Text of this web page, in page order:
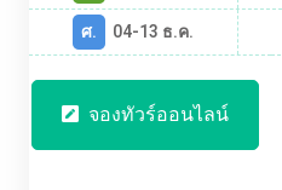
ศ.
04-13 ธ.ค.
จองทัวร์ออนไลน์